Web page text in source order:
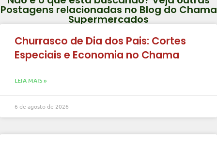
Postagens relacionadas no Blog do Chama
Supermercados
Churrasco de Dia dos Pais: Cortes
Especiais e Economia no Chama
LEIA MAIS »
6 de agosto de 2026